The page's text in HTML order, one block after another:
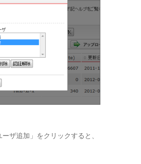
ザ追加」をクリックすると、